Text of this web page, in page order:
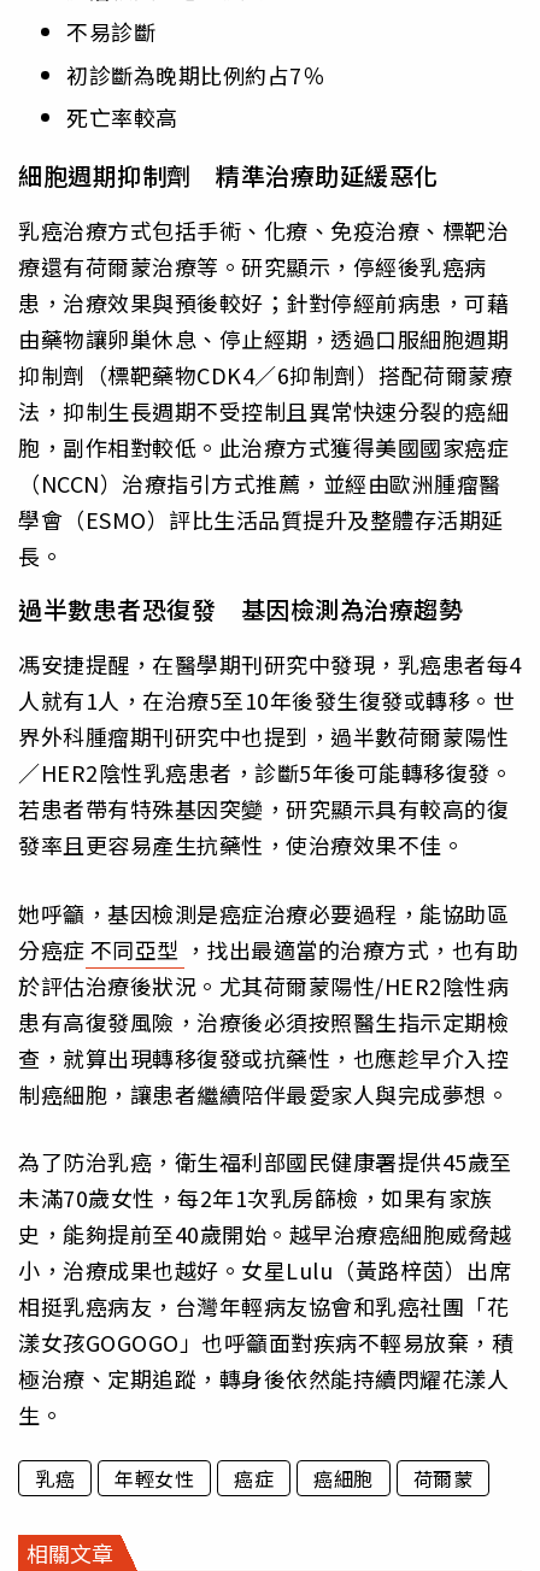
不易診斷
初診斷為晚期比例約占7％
死亡率較高
細胞週期抑制劑 精準治療助延緩惡化
乳癌治療方式包括手術、化療、免疫治療、標靶治
療還有荷爾蒙治療等。研究顯示，停經後乳癌病
患，治療效果與預後較好；針對停經前病患，可藉
由藥物讓卵巢休息、停止經期，透過口服細胞週期
抑制劑（標靶藥物CDK4／6抑制劑）搭配荷爾蒙療
法，抑制生長週期不受控制且異常快速分裂的癌細
胞，副作相對較低。此治療方式獲得美國國家癌症
（NCCN）治療指引方式推薦，並經由歐洲腫瘤醫
學會（ESMO）評比生活品質提升及整體存活期延
長。
過半數患者恐復發 基因檢測為治療趨勢
馮安捷提醒，在醫學期刊研究中發現，乳癌患者每4
人就有1人，在治療5至10年後發生復發或轉移。世
界外科腫瘤期刊研究中也提到，過半數荷爾蒙陽性
／HER2陰性乳癌患者，診斷5年後可能轉移復發。
若患者帶有特殊基因突變，研究顯示具有較高的復
發率且更容易產生抗藥性，使治療效果不佳。
她呼籲，基因檢測是癌症治療必要過程，能協助區
分癌症不同亞型 ，找出最適當的治療方式，也有助
於評估治療後狀況。尤其荷爾蒙陽性/HER2陰性病
患有高復發風險，治療後必須按照醫生指示定期檢
查，就算出現轉移復發或抗藥性，也應趁早介入控
制癌細胞，讓患者繼續陪伴最愛家人與完成夢想。
為了防治乳癌，衛生福利部國民健康署提供45歲至
未滿70歲女性，每2年1次乳房篩檢，如果有家族
史，能夠提前至40歲開始。越早治療癌細胞威脅越
小，治療成果也越好。女星Lulu（黃路梓茵）出席
相挺乳癌病友，台灣年輕病友協會和乳癌社團「花
漾女孩GOGOGO」也呼籲面對疾病不輕易放棄，積
極治療、定期追蹤，轉身後依然能持續閃耀花漾人
生。
乳癌 年輕女性 癌症 癌細胞 荷爾蒙
相關文章